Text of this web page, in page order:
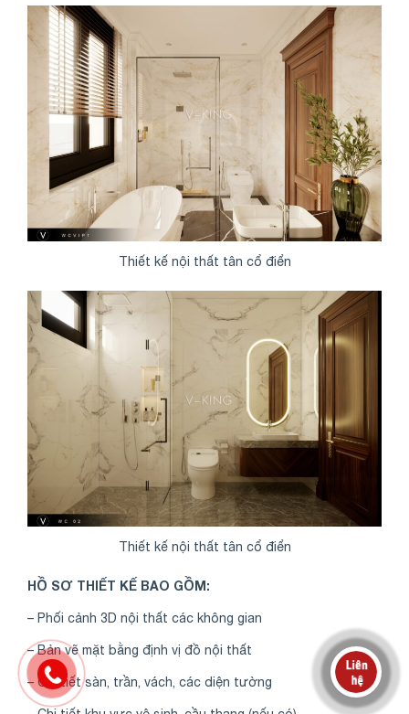
Thiết kế nội thất tân cổ điển
Thiết kế nội thất tân cổ điển
HỒ SƠ THIẾT KẾ BAO GỒM:
– Phối cảnh 3D nội thất các không gian
– Bản vẽ mặt bằng định vị đồ nội thất
– Chi tiết sàn, trần, vách, các diện tường